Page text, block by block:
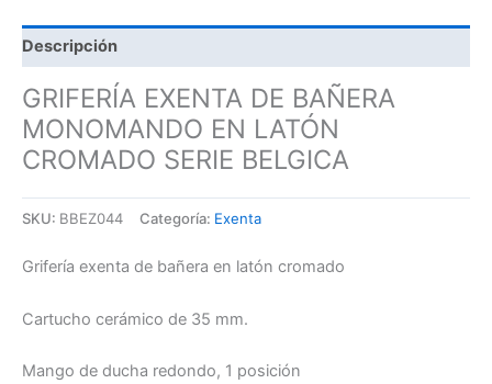
Descripción
GRIFERÍA EXENTA DE BAÑERA
MONOMANDO EN LATÓN
CROMADO SERIE BELGICA
SKU: BBEZ044 Categoría: Exenta
Grifería exenta de bañera en latón cromado
Cartucho cerámico de 35 mm.
Mango de ducha redondo, 1 posición